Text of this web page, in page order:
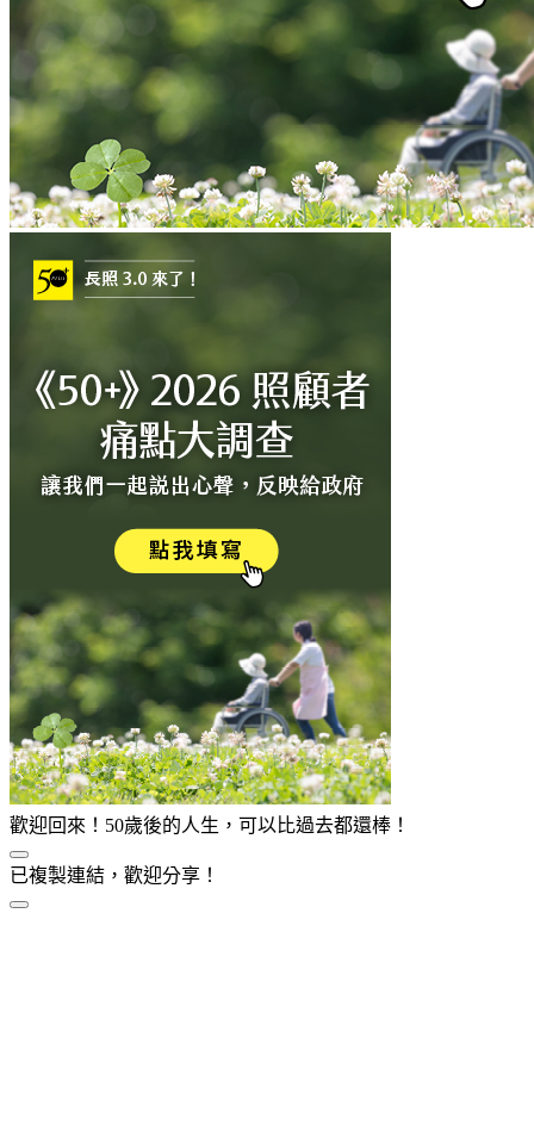
歡迎回來！50歲後的人生，可以比過去都還棒！
已複製連結，歡迎分享！